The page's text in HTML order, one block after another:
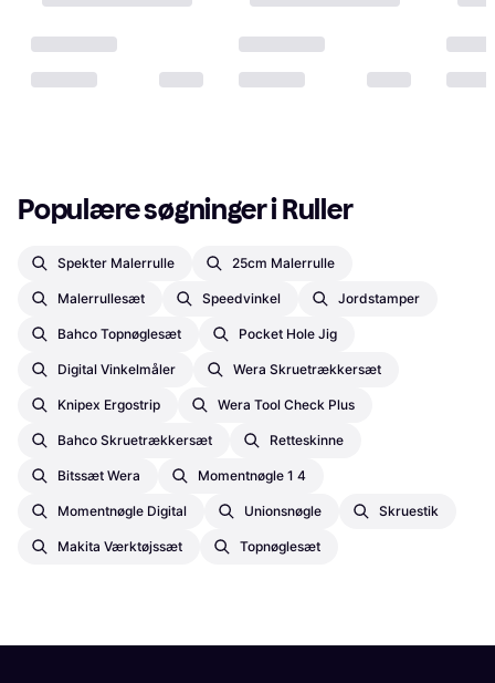
Populære søgninger i Ruller
Spekter Malerrulle 25cm Malerrulle
Malerrullesæt Speedvinkel Jordstamper
Bahco Topnøglesæt Pocket Hole Jig
Digital Vinkelmåler Wera Skruetrækkersæt
Knipex Ergostrip Wera Tool Check Plus
Bahco Skruetrækkersæt Retteskinne
Bitssæt Wera Momentnøgle 1 4
Momentnøgle Digital Unionsnøgle Skruestik
Makita Værktøjssæt Topnøglesæt